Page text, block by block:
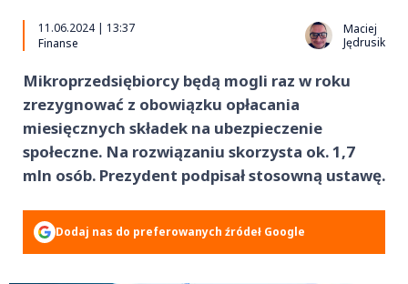
11.06.2024 | 13:37
Finanse
Maciej
Jędrusik
Mikroprzedsiębiorcy będą mogli raz w roku
zrezygnować z obowiązku opłacania
miesięcznych składek na ubezpieczenie
społeczne. Na rozwiązaniu skorzysta ok. 1,7
mln osób. Prezydent podpisał stosowną ustawę.
Dodaj nas do preferowanych źródeł Google